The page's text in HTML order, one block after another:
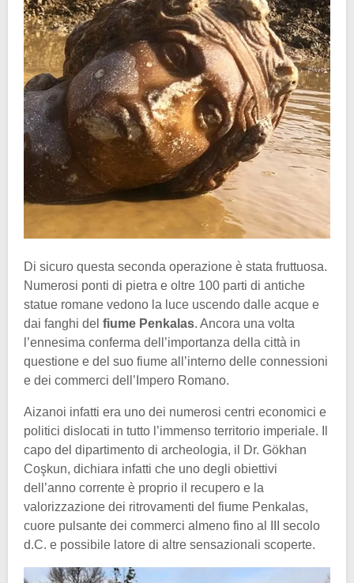
Di sicuro questa seconda operazione è stata fruttuosa.
Numerosi ponti di pietra e oltre 100 parti di antiche
statue romane vedono la luce uscendo dalle acque e
dai fanghi del fiume Penkalas. Ancora una volta
l’ennesima conferma dell’importanza della città in
questione e del suo fiume all’interno delle connessioni
e dei commerci dell’Impero Romano.
Aizanoi infatti era uno dei numerosi centri economici e
politici dislocati in tutto l’immenso territorio imperiale. Il
capo del dipartimento di archeologia, il Dr. Gökhan
Coşkun, dichiara infatti che uno degli obiettivi
dell’anno corrente è proprio il recupero e la
valorizzazione dei ritrovamenti del fiume Penkalas,
cuore pulsante dei commerci almeno fino al III secolo
d.C. e possibile latore di altre sensazionali scoperte.